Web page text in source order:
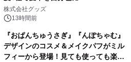
株式会社グッズ
13時間前
『おぱんちゅうさぎ』『んぽちゃむ』
デザインのコスメ＆メイクパフがミル
フィーから登場！見ても使っても楽し